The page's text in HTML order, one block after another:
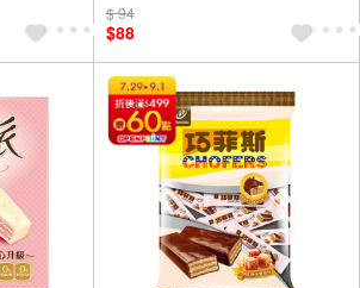
$ 94
$88